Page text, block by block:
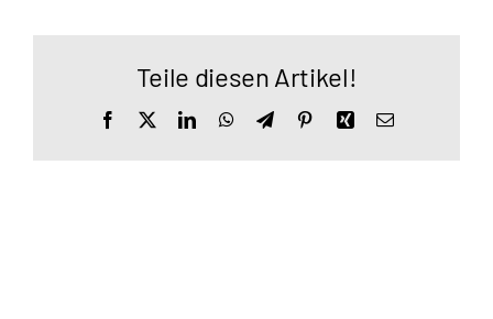
Teile diesen Artikel!
Facebook LinkedInWhatsApp
TelegramPinterestXingE-